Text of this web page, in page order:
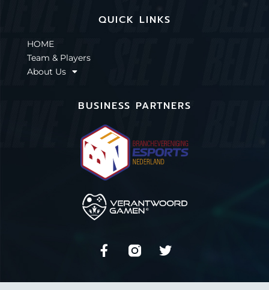
QUICK LINKS
HOME
Team & Players
About Us
BUSINESS PARTNERS